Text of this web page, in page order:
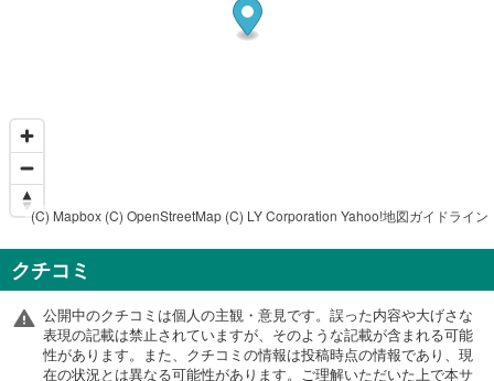
(C) Mapbox (C) OpenStreetMap (C) LY Corporation Yahoo!地図ガイドライン
クチコミ
公開中のクチコミは個人の主観・意見です。誤った内容や大げさな
表現の記載は禁止されていますが、そのような記載が含まれる可能
性があります。また、クチコミの情報は投稿時点の情報であり、現
在の状況とは異なる可能性があります。ご理解いただいた上で本サ